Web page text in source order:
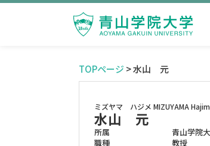
TOPページ > 水山 元
ミズヤマ ハジメ MIZUYAMA
水山 元
所属
青山学院
職種
教授